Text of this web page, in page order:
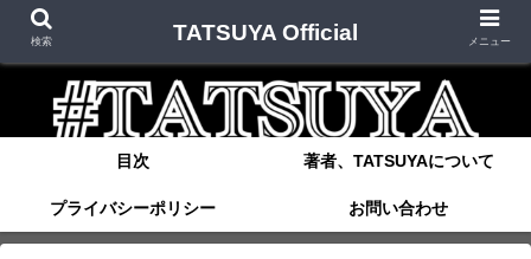
目次 著者、TATSUYAについて
プライバシーポリシー お問い合わせ
検索 TATSUYA Official メニュー